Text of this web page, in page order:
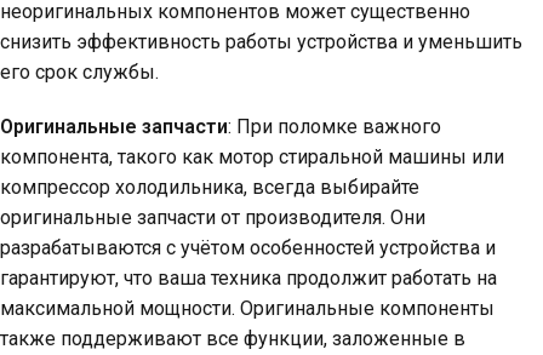
неоригинальных компонентов может существенно
снизить эффективность работы устройства и уменьшить
его срок службы.
Оригинальные запчасти: При поломке важного
компонента, такого как мотор стиральной машины или
компрессор холодильника, всегда выбирайте
оригинальные запчасти от производителя. Они
разрабатываются с учётом особенностей устройства и
гарантируют, что ваша техника продолжит работать на
максимальной мощности. Оригинальные компоненты
также поддерживают все функции, заложенные в